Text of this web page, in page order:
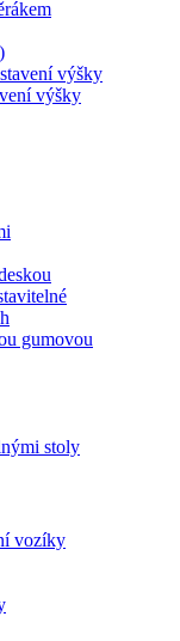
výšky
výšky
gumovou
stoly
vozíky